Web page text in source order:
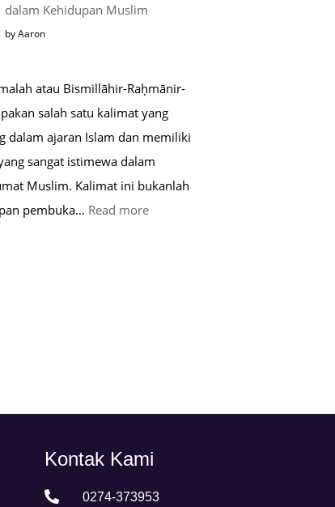
dalam Kehidupan Muslim
by Aaron
atau Bismillāhir-Raḥmānir-
salah satu kalimat yang
dalam ajaran Islam dan memiliki
sangat istimewa dalam
Muslim. Kalimat ini bukanlah
pembuka… Read more:
Kontak Kami
 0274-373953